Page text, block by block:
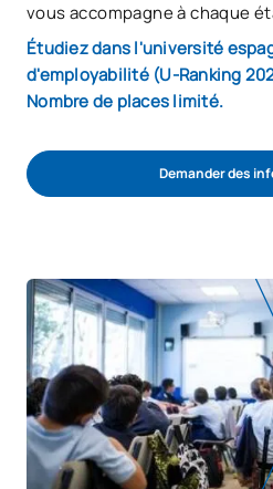
vous accompagne à chaque
Étudiez dans l'université
d'employabilité (U-Ranking
Nombre de places limité.
Demander des